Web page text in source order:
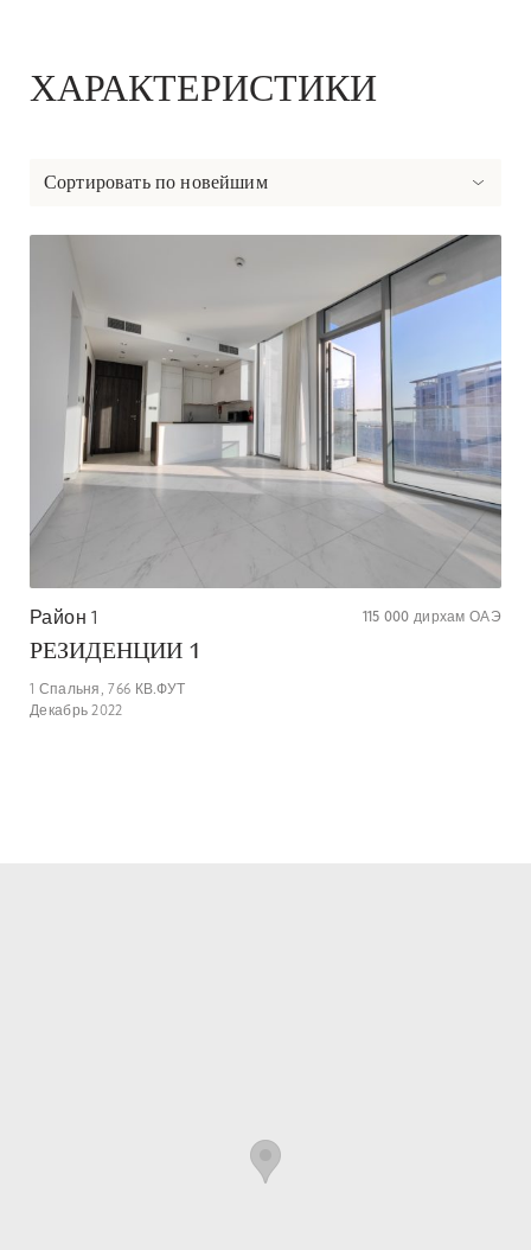
ХАРАКТЕРИСТИКИ
Сортировать по новейшим
Район 1 115 000 дирхам ОАЭ
РЕЗИДЕНЦИИ 1
1 Спальня,766 КВ.ФУТ
Декабрь 2022